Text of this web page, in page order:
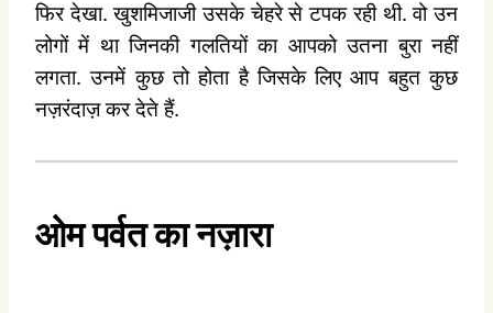
फिर देखा. खुशमिजाजी उसके चेहरे से टपक रही थी. वो उन
लोगों में था जिनकी गलतियों का आपको उतना बुरा नहीं
लगता. उनमें कुछ तो होता है जिसके लिए आप बहुत कुछ
नज़रंदाज़ कर देते हैं.
ओम पर्वत का नज़ारा